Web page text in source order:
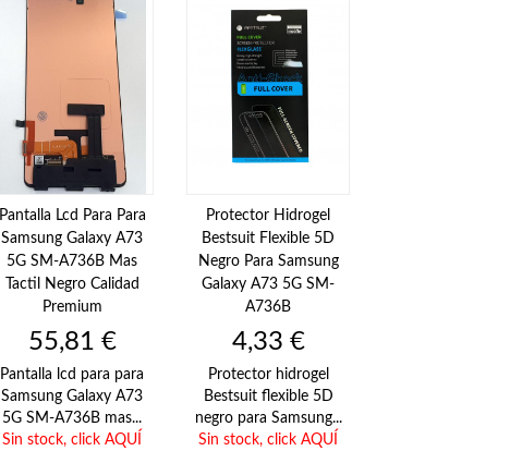
Pantalla Lcd Para Para
Samsung Galaxy A73
5G SM-A736B Mas
Tactil Negro Calidad
Premium
Precio
55,81 €
Pantalla lcd para para
Samsung Galaxy A73
5G SM-A736B mas...
Sin stock, click AQUÍ
Protector Hidrogel
Bestsuit Flexible 5D
Negro Para Samsung
Galaxy A73 5G SM-
A736B
Precio
4,33 €
Protector hidrogel
Bestsuit flexible 5D
negro para Samsung...
Sin stock, click AQUÍ